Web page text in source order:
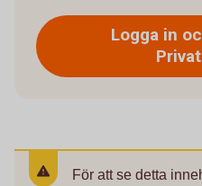
Logga in
För att se detta